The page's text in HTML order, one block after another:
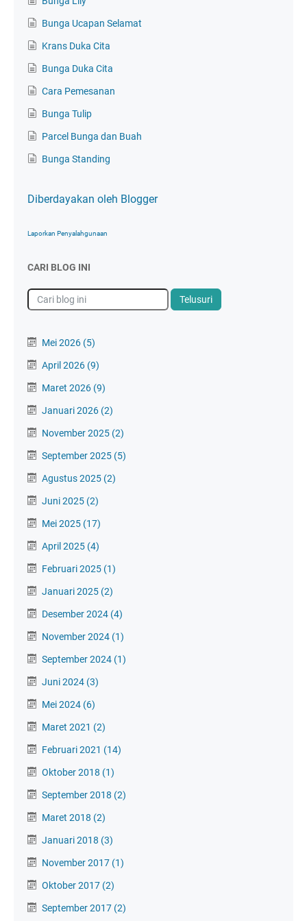
Bunga Ucapan Selamat
Krans Duka Cita
Bunga Duka Cita
Cara Pemesanan
Bunga Tulip
Parcel Bunga dan Buah
Bunga Standing
Diberdayakan oleh Blogger
Laporkan Penyalahgunaan
CARI BLOG INI
Mei 2026 (5)
April 2026 (9)
Maret 2026 (9)
Januari 2026 (2)
November 2025 (2)
September 2025 (5)
Agustus 2025 (2)
Juni 2025 (2)
Mei 2025 (17)
April 2025 (4)
Februari 2025 (1)
Januari 2025 (2)
Desember 2024 (4)
November 2024 (1)
September 2024 (1)
Juni 2024 (3)
Mei 2024 (6)
Maret 2021 (2)
Februari 2021 (14)
Oktober 2018 (1)
September 2018 (2)
Maret 2018 (2)
Januari 2018 (3)
November 2017 (1)
Oktober 2017 (2)
September 2017 (2)